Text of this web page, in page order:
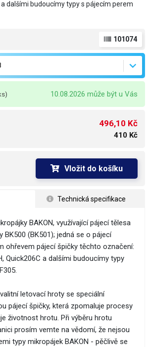
a dalšími budoucímy typy s pájecím perem
101074
10.08.2026 může být u Vás
496,10 Kč
410 Kč
Vložit do košíku
Technická specifikace
BAKON, využívající pájecí tělesa
BK500 (BK501); jedná se o pájecí
ohřevem pájecí špičky těchto označení:
Quick206C a dalšími budoucímy typy
letovací hroty se speciální
pájecí špičky, která zpomaluje procesy
životnost hrotu. Při výběru hrotu
prosím vemte na vědomí, že nejsou
typy mikropájek BAKON - pěčlivě se